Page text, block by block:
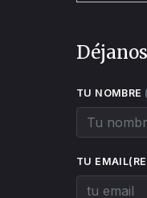
TU NOMBRE
TU